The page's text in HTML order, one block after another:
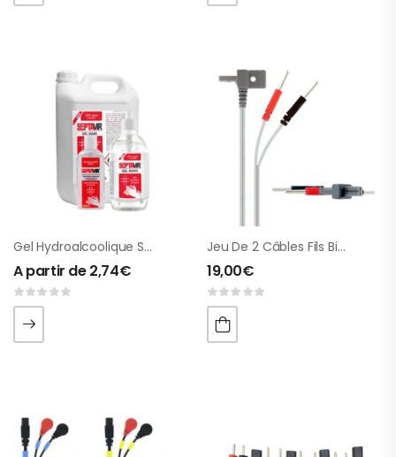
Gel Hydroalcoolique Septavir
A partir de2,74€
Jeu De 2 Câbles Fils Bipolaire Pour X2 Et Primo Pro
19,00€